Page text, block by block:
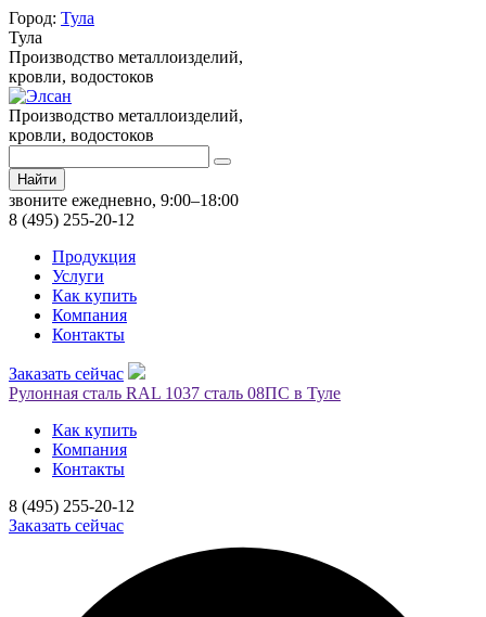
Город: Тула
Тула
Производство металлоизделий,
кровли, водостоков
Производство металлоизделий,
кровли, водостоков
Найти
звоните ежедневно, 9:00–18:00
8 (495) 255-20-12
Продукция
Услуги
Как купить
Компания
Контакты
Заказать сейчас
Рулонная сталь RAL 1037 сталь 08ПС в Туле
Как купить
Компания
Контакты
8 (495) 255-20-12
Заказать сейчас